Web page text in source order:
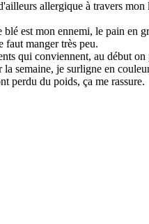
allergique à travers
est mon ennemi, le pain
faut manger très peu.
qui conviennent, au début
semaine, je surligne en
perdu du poids, ça me rassure.